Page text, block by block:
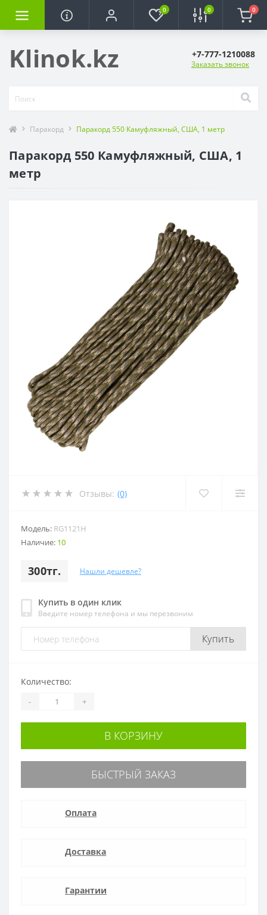
0 0 0
Klinok.kz +7-777-1210088
Заказать звонок
Паракорд Паракорд 550 Камуфляжный, США, 1 метр
Паракорд 550 Камуфляжный, США, 1
метр
Отзывы: (0)
Модель: RG1121H
Наличие: 10
300тг. Нашли дешевле?
Купить в один клик
Введите номер телефона и мы перезвоним
Купить
Количество:
- +
В КОРЗИНУ
БЫСТРЫЙ ЗАКАЗ
Оплата
Доставка
Гарантии